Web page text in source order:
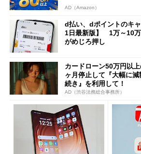
AD（Amazon）
d払い、dポイントのキ
1日最新版】 1万～10
がめじろ押し
カードローン50万円以
ヶ月停止して『大幅に
続き』を利用して！
AD（渋谷法務総合事務所）